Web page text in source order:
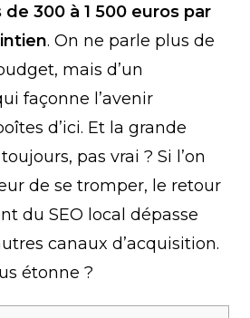
300 à 1 500 euros par
. On ne parle plus de
mais d’un
façonne l’avenir
d’ici. Et la grande
pas vrai ? Si l’on
de se tromper, le retour
du SEO local dépasse
canaux d’acquisition.
étonne ?